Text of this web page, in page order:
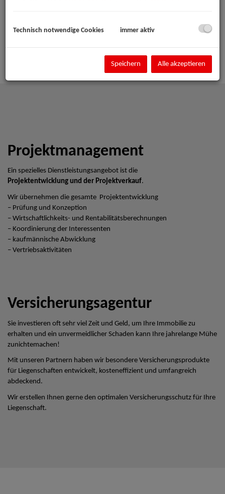
Projektmanagement
Ein spezielles Dienstleistungsangebot ist die
Projektentwicklung und der Projektverkauf.
Wir übernehmen die gesamte Projektentwicklung
– Prüfung und Konzeption
– Wirtschaftlichkeits- und Rentabilitätsberechnungen
– Koordinierung der Interessenten
– kaufmännische Abwicklung
– Vertriebsaktivitäten
Versicherungsagentur
Sie investieren oft sehr viel Zeit und Geld, um Ihre Immobilie zu
erhalten und ein unvermeidlicher Schaden kann Ihre jahrelange Mühe
zunichtemachen!
Mit unseren Partnern haben wir besondere Versicherungsprodukte
für Liegenschaften entwickelt, kosteneffizient und umfangreich
abdeckend.
Wir erstellen Ihnen gerne den optimalen Versicherungsschutz für Ihre
Liegenschaft.
Technisch notwendige Cookies immer aktiv
Speichern Alle akzeptieren